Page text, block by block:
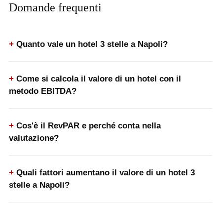
Domande frequenti
Quanto vale un hotel 3 stelle a Napoli?
Come si calcola il valore di un hotel con il
metodo EBITDA?
Cos'è il RevPAR e perché conta nella
valutazione?
Quali fattori aumentano il valore di un hotel 3
stelle a Napoli?